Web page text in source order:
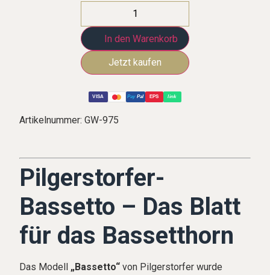
In den Warenkorb
VISA Pay Pal EPS link
Artikelnummer:GW-975
Pilgerstorfer-
Bassetto – Das Blatt
für das Bassetthorn
Das Modell „Bassetto“ von Pilgerstorfer wurde